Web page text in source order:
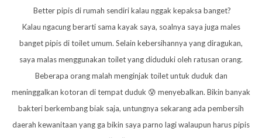
Better pipis di rumah sendiri kalau nggak kepaksa banget?
Kalau ngacung berarti sama kayak saya, soalnya saya juga males
banget pipis di toilet umum. Selain kebersihannya yang diragukan,
saya malas menggunakan toilet yang diduduki oleh ratusan orang.
Beberapa orang malah menginjak toilet untuk duduk dan
meninggalkan kotoran di tempat duduk 😰 menyebalkan. Bikin banyak
bakteri berkembang biak saja, untungnya sekarang ada pembersih
daerah kewanitaan yang ga bikin saya parno lagi walaupun harus pipis